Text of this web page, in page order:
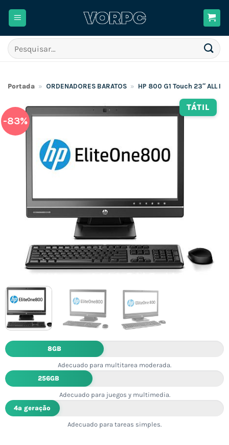
Pesquisar
por:
Portada » ORDENADORES BARATOS » HP 800 G1 Touch 23″ ALL
TÁTIL
-83%
8GB
Adecuado para multitarea moderada.
256GB
Adecuado para juegos y multimedia.
4ª geração
Adecuado para tareas simples.